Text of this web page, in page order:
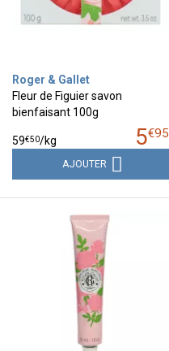
Roger & Gallet
Fleur de Figuier savon
bienfaisant 100g
5€95
59€50/kg
AJOUTER